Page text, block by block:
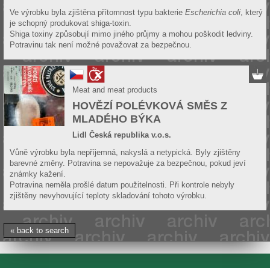
Ve výrobku byla zjištěna přítomnost typu bakterie Escherichia coli , který
je schopný produkovat shiga-toxin.
Shiga toxiny způsobují mimo jiného průjmy a mohou poškodit ledviny.
Potravinu tak není možné považovat za bezpečnou.
Meat and meat products
HOVĚZÍ POLÉVKOVÁ SMĚS Z
MLADÉHO BÝKA
Lidl Česká republika v.o.s.
Vůně výrobku byla nepříjemná, nakyslá a netypická. Byly zjištěny
barevné změny. Potravina se nepovažuje za bezpečnou, pokud jeví
známky kažení.
Potravina neměla prošlé datum použitelnosti. Při kontrole nebyly
zjištěny nevyhovující teploty skladování tohoto výrobku.
« back to search